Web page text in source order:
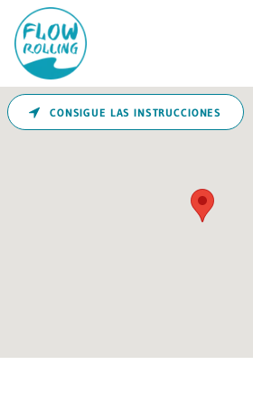
CONSIGUE LAS INSTRUCCIONES